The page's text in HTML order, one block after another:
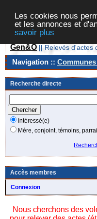
Les cookies nous
et les annonces et
savoir plus
Gen&O || Relevés d'actes
Navigation ::
Recherche directe
Intéressé(e)
Mère, conjoint, témoins,
Accès membres
Connexion
Nous cherchons des